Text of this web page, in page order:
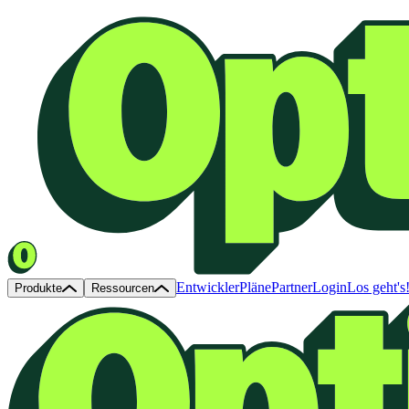
Produkte Ressourcen EntwicklerPlänePartnerLoginLos geht's!